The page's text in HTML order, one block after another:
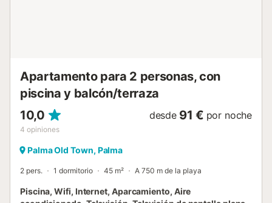
Apartamento para 2 personas, con
piscina y balcón/terraza
10,0
4 opiniones
desde 91 € por noche
Palma Old Town, Palma
2 pers. 1 dormitorio 45 m² A 750 m de la playa
Piscina, Wifi, Internet, Aparcamiento, Aire